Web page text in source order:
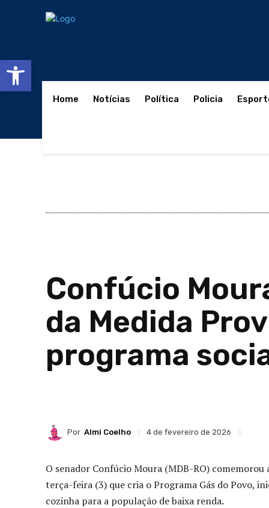
Home Notícias Política Policia
Confúcio
da Medida
programa
Por Almi Coelho 4 de fevereiro de 2026
O senador Confúcio Moura (MDB-RO)
terça-feira (3) que cria o Programa Gás do Povo,
cozinha para a população de baixa renda.
Abrir a barra de ferramentas